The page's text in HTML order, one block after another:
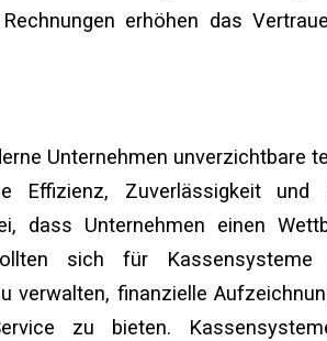
erhöhen das
Unternehmen unverzichtbare
Effizienz, Zuverlässigkeit und
dass Unternehmen einen
sich für
verwalten, finanzielle
zu bieten.